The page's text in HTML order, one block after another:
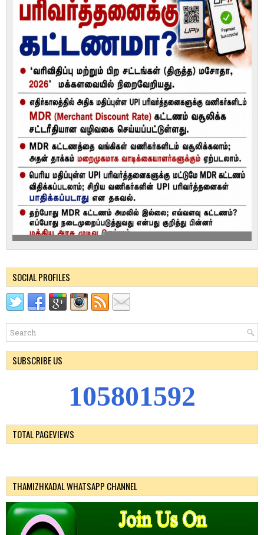
SOCIAL PROFILES
SUBSCRIBE US
105801592
TOTAL PAGEVIEWS
THAMIZHKADAL WHATSAPP CHANNEL